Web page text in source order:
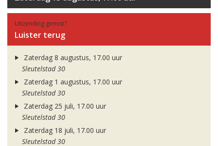
Uitzending gemist?
Luister terug
Zaterdag 8 augustus, 17.00 uur
Sleutelstad 30
Zaterdag 1 augustus, 17.00 uur
Sleutelstad 30
Zaterdag 25 juli, 17.00 uur
Sleutelstad 30
Zaterdag 18 juli, 17.00 uur
Sleutelstad 30